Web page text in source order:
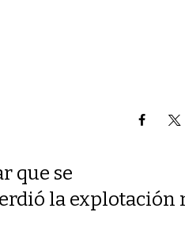
que se
la explotación